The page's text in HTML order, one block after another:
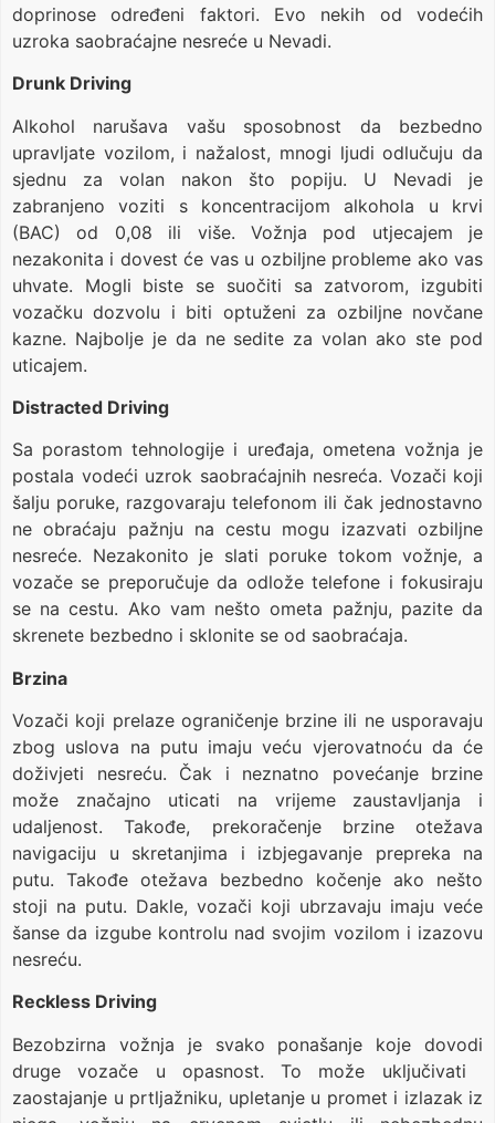
doprinose određeni faktori. Evo nekih od vodećih
uzroka saobraćajne nesreće u Nevadi.
Drunk Driving
Alkohol narušava vašu sposobnost da bezbedno
upravljate vozilom, i nažalost, mnogi ljudi odlučuju da
sjednu za volan nakon što popiju. U Nevadi je
zabranjeno voziti s koncentracijom alkohola u krvi
(BAC) od 0,08 ili više. Vožnja pod utjecajem je
nezakonita i dovest će vas u ozbiljne probleme ako vas
uhvate. Mogli biste se suočiti sa zatvorom, izgubiti
vozačku dozvolu i biti optuženi za ozbiljne novčane
kazne. Najbolje je da ne sedite za volan ako ste pod
uticajem.
Distracted Driving
Sa porastom tehnologije i uređaja, ometena vožnja je
postala vodeći uzrok saobraćajnih nesreća. Vozači koji
šalju poruke, razgovaraju telefonom ili čak jednostavno
ne obraćaju pažnju na cestu mogu izazvati ozbiljne
nesreće. Nezakonito je slati poruke tokom vožnje, a
vozače se preporučuje da odlože telefone i fokusiraju
se na cestu. Ako vam nešto ometa pažnju, pazite da
skrenete bezbedno i sklonite se od saobraćaja.
Brzina
Vozači koji prelaze ograničenje brzine ili ne usporavaju
zbog uslova na putu imaju veću vjerovatnoću da će
doživjeti nesreću. Čak i neznatno povećanje brzine
može značajno uticati na vrijeme zaustavljanja i
udaljenost. Takođe, prekoračenje brzine otežava
navigaciju u skretanjima i izbjegavanje prepreka na
putu. Takođe otežava bezbedno kočenje ako nešto
stoji na putu. Dakle, vozači koji ubrzavaju imaju veće
šanse da izgube kontrolu nad svojim vozilom i izazovu
nesreću.
Reckless Driving
Bezobzirna vožnja je svako ponašanje koje dovodi
druge vozače u opasnost. To može uključivati ​​
zaostajanje u prtljažniku, upletanje u promet i izlazak iz